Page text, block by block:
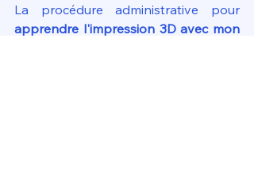
apprendre l'impression 3D avec mon